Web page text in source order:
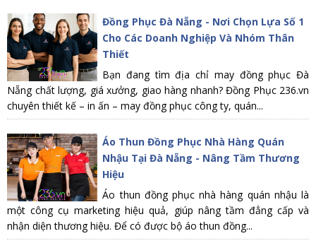
Đồng Phục Đà Nẵng - Nơi Chọn Lựa Số 1
Cho Các Doanh Nghiệp Và Nhóm Thân
Thiết
Bạn đang tìm địa chỉ may đồng phục Đà
Nẵng chất lượng, giá xưởng, giao hàng nhanh? Đồng Phục 236.vn
chuyên thiết kế – in ấn – may đồng phục công ty, quán...
Áo Thun Đồng Phục Nhà Hàng Quán
Nhậu Tại Đà Nẵng - Nâng Tầm Thương
Hiệu
Áo thun đồng phục nhà hàng quán nhậu là
một công cụ marketing hiệu quả, giúp nâng tầm đẳng cấp và
nhận diện thương hiệu. Để có được bộ áo thun đồng...